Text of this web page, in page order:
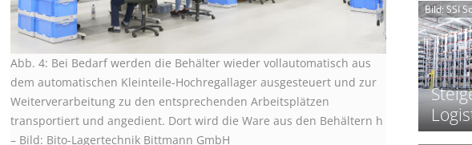
Abb. 4: Bei Bedarf werden die Behälter wieder vollautomatisch aus
dem automatischen Kleinteile-Hochregallager ausgesteuert und zur
Weiterverarbeitung zu den entsprechenden Arbeitsplätzen
transportiert und angedient. Dort wird die Ware aus den Behältern h
– Bild: Bito-Lagertechnik Bittmann GmbH
e
r
l
i
s
r
s
-
r
t
r
-
s
Bild: SSI